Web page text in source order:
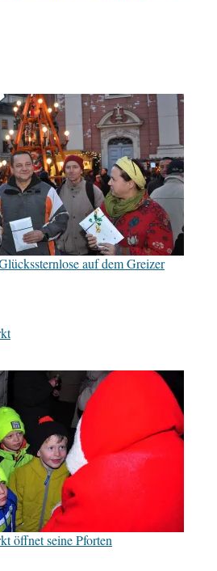
auf dem Greizer
öffnet seine Pforten